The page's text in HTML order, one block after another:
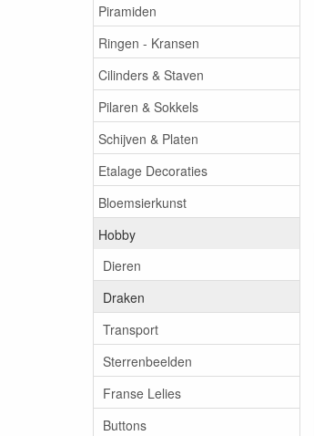
Piramiden
Ringen - Kransen
Cilinders & Staven
Pilaren & Sokkels
Schijven & Platen
Etalage Decoraties
Bloemsierkunst
Hobby
Dieren
Draken
Transport
Sterrenbeelden
Franse Lelies
Buttons